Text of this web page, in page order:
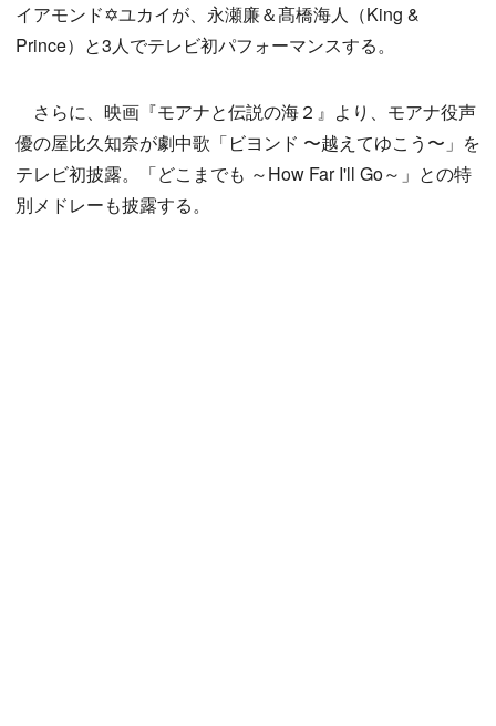
イアモンド✡ユカイが、永瀬廉＆髙橋海人（King &
Prince）と3人でテレビ初パフォーマンスする。
さらに、映画『モアナと伝説の海２』より、モアナ役声
優の屋比久知奈が劇中歌「ビヨンド 〜越えてゆこう〜」を
テレビ初披露。「どこまでも ～How Far I'll Go～」との特
別メドレーも披露する。